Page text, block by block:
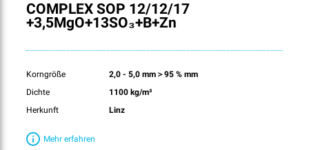
COMPLEX SOP 12/12/17
+3,5MgO+13SO₃+B+Zn
Korngröße
2,0 - 5,0 mm＞95 % mm
Dichte
1100 kg/m³
Herkunft
Linz
Mehr erfahren